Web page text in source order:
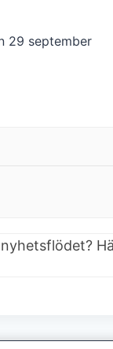
29 september